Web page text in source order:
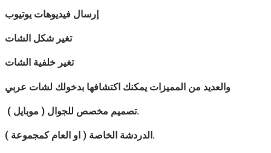
إرسال فيديوهات يوتيوب
تغير شكل الشات
تغير خلفية الشات
والعديد من المميزات يمكنك اكتشافها بدخولك لشات عربي
تصميم مخصص للجوال ( موبايل ).
الدردشة الخاصة ( او العام كمجموعة ).